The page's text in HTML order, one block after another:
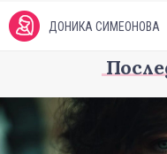
ДОНИКА СИМЕОНОВА